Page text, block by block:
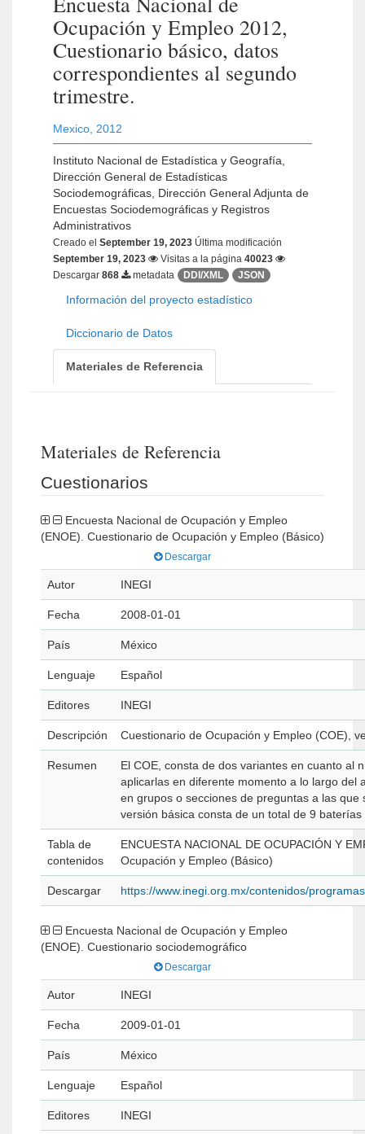
Ocupación y Empleo 2012,
Cuestionario básico, datos
correspondientes al segundo
trimestre.
Mexico 2012
Instituto Nacional de Estadística y Geografía,
Dirección General de Estadísticas
Sociodemográficas, Dirección General Adjunta de
Encuestas Sociodemográficas y Registros
Administrativos
Creado el September 19, 2023 Última modificación
September 19, 2023
Visitas a la página 40023
Descargar 868 metadata DDI/XML JSON
Información del proyecto estadístico
Diccionario de Datos
Materiales de Referencia
Materiales de Referencia
Cuestionarios
(ENOE). Cuestionario de Ocupación y Empleo (Básico)
Descargar
Autor INEGI
Fecha 2008-01-01
País México
Lenguaje Español
Editores INEGI
Descripción Cuestionario de Ocupación y Empleo (COE),
Resumen
El COE, consta de dos variantes en cuanto al
aplicarlas en diferente momento a lo largo del
en grupos o secciones de preguntas a las
versión básica consta de un total de 9
Tabla de
contenidos
ENCUESTA NACIONAL DE OCUPACIÓN Y
Ocupación y Empleo (Básico)
Descargar https://www.inegi.org.mx/contenidos/
(ENOE). Cuestionario sociodemográfico
Descargar
Autor INEGI
Fecha 2009-01-01
País México
Lenguaje Español
Editores INEGI